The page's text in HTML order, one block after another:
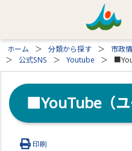
ホーム 分類から探す 市政
公式SNS
Youtube
■YouTube（ユ
印刷